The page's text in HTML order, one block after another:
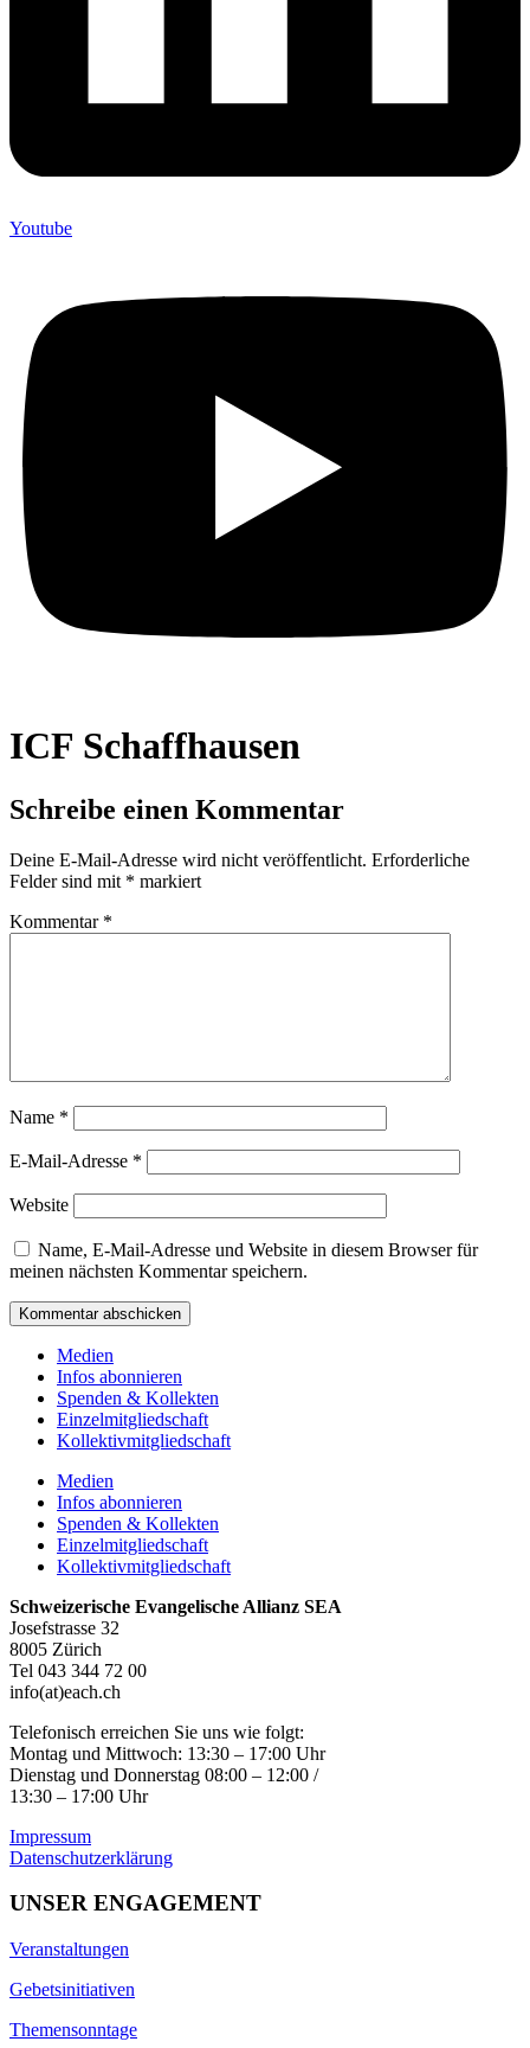
Youtube
ICF Schaffhausen
Schreibe einen Kommentar
Deine E-Mail-Adresse wird nicht veröffentlicht. Erforderliche
Felder sind mit * markiert
Kommentar *
Name *
E-Mail-Adresse *
Website
Name, E-Mail-Adresse und Website in diesem Browser für
meinen nächsten Kommentar speichern.
Medien
Infos abonnieren
Spenden & Kollekten
Einzelmitgliedschaft
Kollektivmitgliedschaft
Medien
Infos abonnieren
Spenden & Kollekten
Einzelmitgliedschaft
Kollektivmitgliedschaft
Schweizerische Evangelische Allianz SEA
Josefstrasse 32
8005 Zürich
Tel 043 344 72 00
info(at)each.ch
Telefonisch erreichen Sie uns wie folgt:
Montag und Mittwoch: 13:30 – 17:00 Uhr
Dienstag und Donnerstag 08:00 – 12:00 /
13:30 – 17:00 Uhr
Impressum
Datenschutzerklärung
UNSER ENGAGEMENT
Veranstaltungen
Gebetsinitiativen
Themensonntage